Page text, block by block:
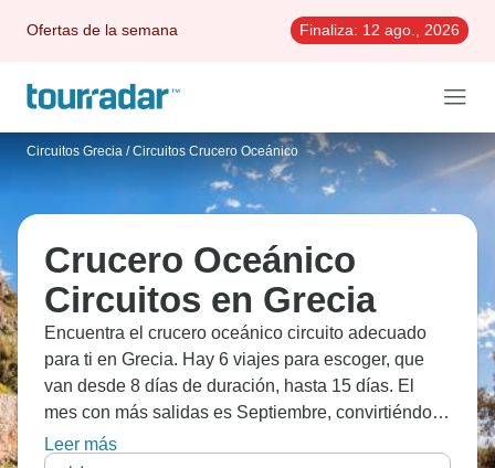
Ofertas de la semana Finaliza: 12 ago., 2026
Circuitos Grecia / Circuitos Crucero Oceánico
Crucero Oceánico
Circuitos en Grecia
Encuentra el crucero oceánico circuito adecuado
para ti en Grecia. Hay 6 viajes para escoger, que
van desde 8 días de duración, hasta 15 días. El
mes con más salidas es Septiembre, convirtiéndolo
en la época más popular para visitar Grecia.
Leer más